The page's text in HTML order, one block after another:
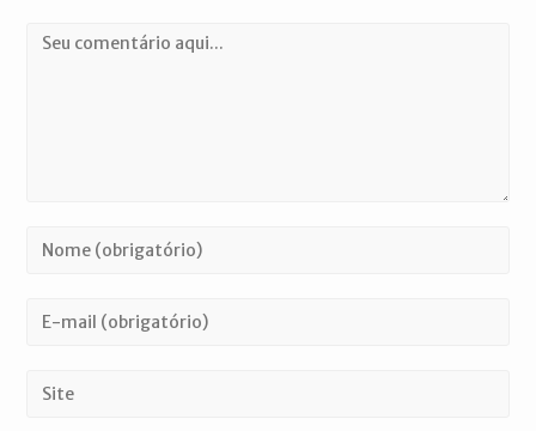
Comentário
Digite
ou
de
Digite
de
Digite